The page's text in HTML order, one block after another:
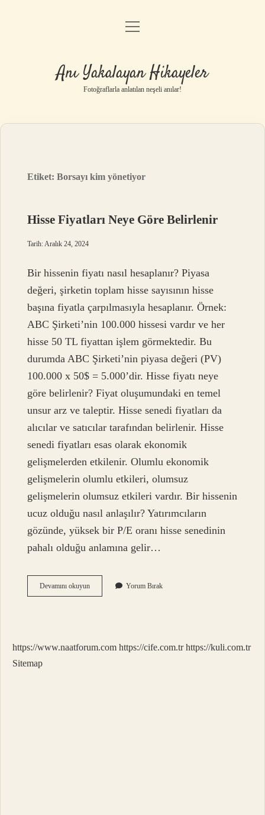
Anasayfa
Yasal Uyarı
menüyü
Anı Yakalayan Hikayeler
Fotoğraflarla anlatılan neşeli anılar!
Etiket:Borsayı kim yönetiyor
Hisse Fiyatları Neye Göre Belirlenir
Tarih: Aralık 24, 2024
Bir hissenin fiyatı nasıl hesaplanır? Piyasa
değeri, şirketin toplam hisse sayısının hisse
başına fiyatla çarpılmasıyla hesaplanır. Örnek:
ABC Şirketi’nin 100.000 hissesi vardır ve her
hisse 50 TL fiyattan işlem görmektedir. Bu
durumda ABC Şirketi’nin piyasa değeri (PV)
100.000 x 50$ = 5.000’dir. Hisse fiyatı neye
göre belirlenir? Fiyat oluşumundaki en temel
unsur arz ve taleptir. Hisse senedi fiyatları da
alıcılar ve satıcılar tarafından belirlenir. Hisse
senedi fiyatları esas olarak ekonomik
gelişmelerden etkilenir. Olumlu ekonomik
gelişmelerin olumlu etkileri, olumsuz
gelişmelerin olumsuz etkileri vardır. Bir hissenin
ucuz olduğu nasıl anlaşılır? Yatırımcıların
gözünde, yüksek bir P/E oranı hisse senedinin
pahalı olduğu anlamına gelir…
Devamını okuyunHisse
Fiyatları
Yorum Bırak
https://www.naatforum.com https://cife.com.tr https://kuli.com.tr
Sitemap